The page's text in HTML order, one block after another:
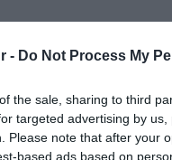
- Do Not Process My
the sale, sharing to third
targeted advertising by
Please note that after your
based ads based on